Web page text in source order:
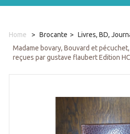
Home > Brocante > Livres, BD,
Madame bovary, Bouvard et
reçues par gustave flaubert Edition